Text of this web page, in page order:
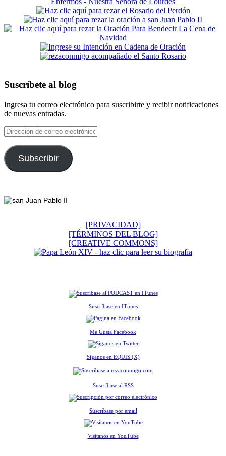
Suscríbete al blog
Ingresa tu correo electrónico para suscribirte y recibir notificaciones
de nuevas entradas.
Dirección
de
correo
electrónico
Subscribir
[PRIVACIDAD]
[TÉRMINOS DEL BLOG]
[CREATIVE COMMONS]
Suscríbase en ITunes
Me Gusta Facebook
Síganos en EQUIS (X)
Suscríbase al RSS
Suscríbase por email
Visítanos en YouTube